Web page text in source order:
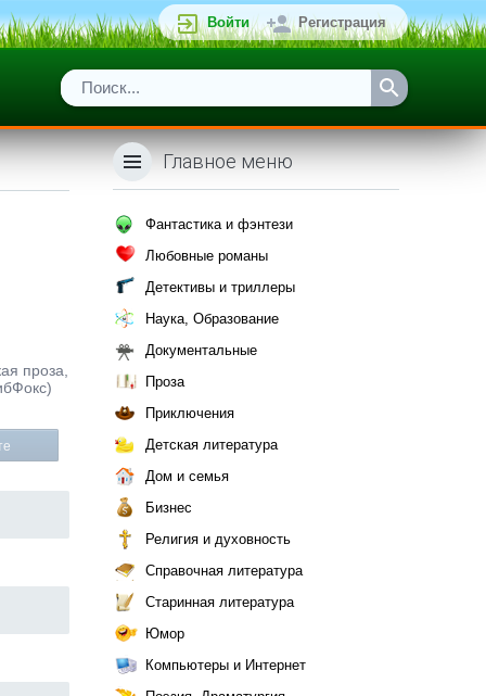
Войти Регистрация
проза,
Главное меню
Фантастика и фэнтези
Любовные романы
Детективы и триллеры
Наука, Образование
Документальные
Проза
Приключения
Детская литература
Дом и семья
Бизнес
Религия и духовность
Справочная литература
Старинная литература
Юмор
Компьютеры и Интернет